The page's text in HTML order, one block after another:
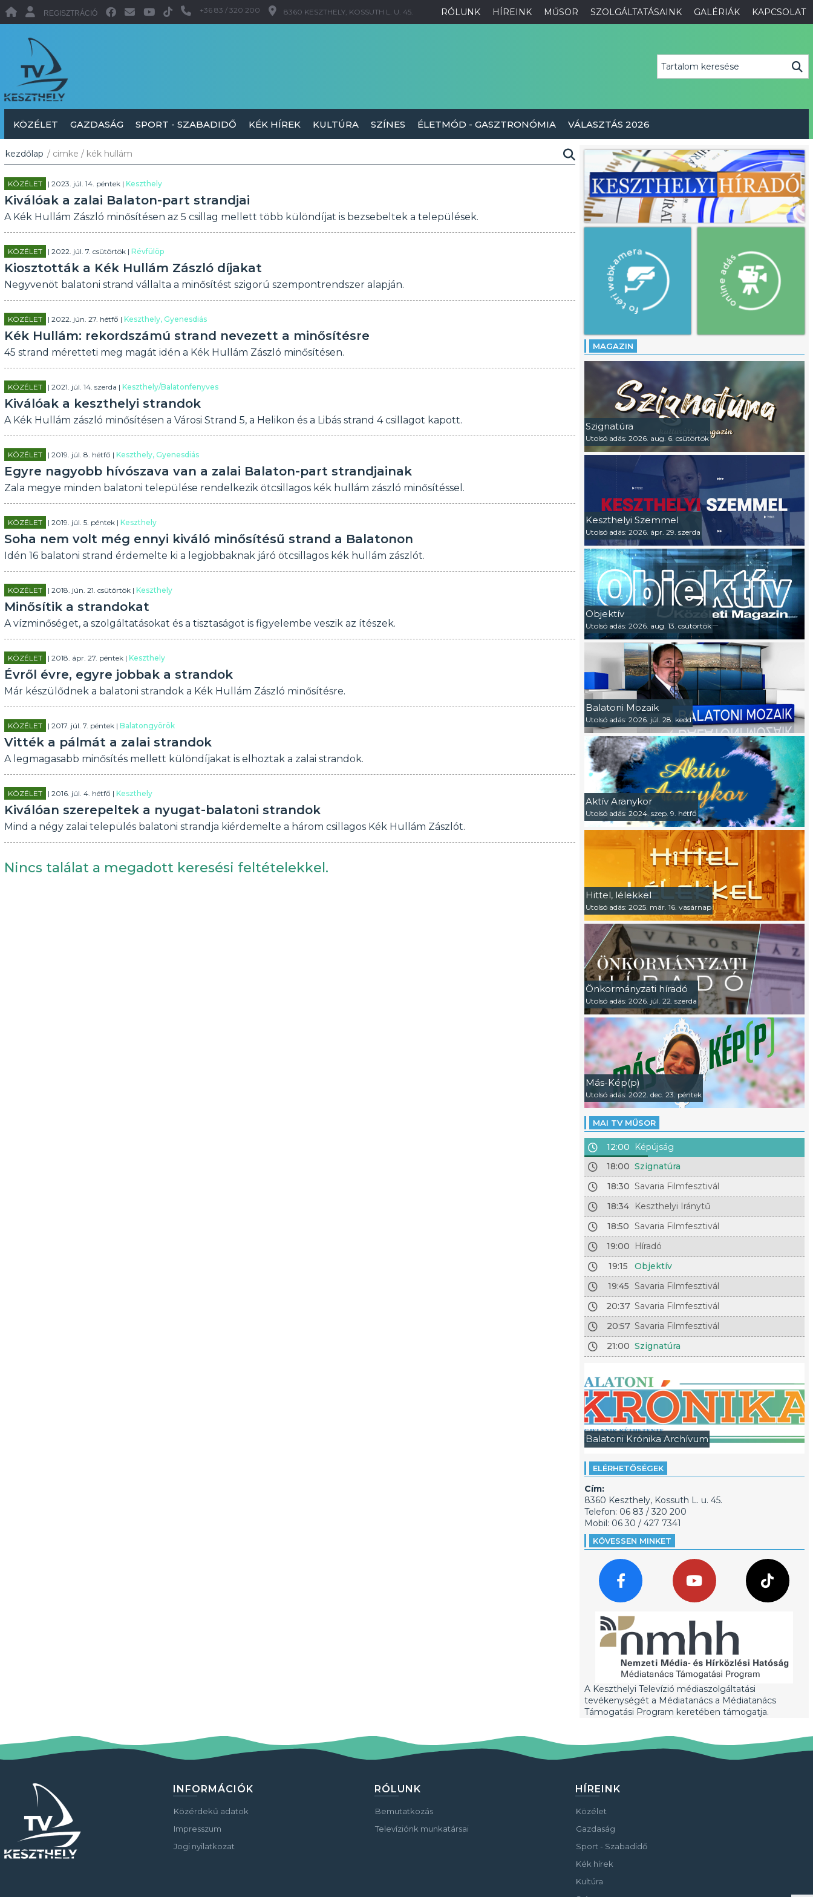
RÓLUNK HÍREINK MŰSOR SZOLGÁLTATÁSAINK GALÉRIÁK KAPCSOLAT
REGISZTRÁCIÓ +36 83 / 320 200 8360 KESZTHELY, KOSSUTH L. U. 45.
KÖZÉLET GAZDASÁG SPORT - SZABADIDŐ KÉK HÍREK KULTÚRA SZÍNES ÉLETMÓD - GASZTRONÓMIA VÁLASZTÁS 2026
kezdőlap / cimke / kék hullám
KÖZÉLET | 2023. júl. 14. péntek | Keszthely
Kiválóak a zalai Balaton-part strandjai
A Kék Hullám Zászló minősítésen az 5 csillag mellett több különdíjat is bezsebeltek a települések.
KÖZÉLET | 2022. júl. 7. csütörtök | Révfülöp
Kiosztották a Kék Hullám Zászló díjakat
Negyvenöt balatoni strand vállalta a minősítést szigorú szempontrendszer alapján.
KÖZÉLET | 2022. jún. 27. hétfő | Keszthely, Gyenesdiás
Kék Hullám: rekordszámú strand nevezett a minősítésre
45 strand méretteti meg magát idén a Kék Hullám Zászló minősítésen.
KÖZÉLET | 2021. júl. 14. szerda | Keszthely/Balatonfenyves
Kiválóak a keszthelyi strandok
A Kék Hullám zászló minősítésen a Városi Strand 5, a Helikon és a Libás strand 4 csillagot kapott.
KÖZÉLET | 2019. júl. 8. hétfő | Keszthely, Gyenesdiás
Egyre nagyobb hívószava van a zalai Balaton-part strandjainak
Zala megye minden balatoni települése rendelkezik ötcsillagos kék hullám zászló minősítéssel.
KÖZÉLET | 2019. júl. 5. péntek | Keszthely
Soha nem volt még ennyi kiváló minősítésű strand a Balatonon
Idén 16 balatoni strand érdemelte ki a legjobbaknak járó ötcsillagos kék hullám zászlót.
KÖZÉLET | 2018. jún. 21. csütörtök | Keszthely
Minősítik a strandokat
A vízminőséget, a szolgáltatásokat és a tisztaságot is figyelembe veszik az ítészek.
KÖZÉLET | 2018. ápr. 27. péntek | Keszthely
Évről évre, egyre jobbak a strandok
Már készülődnek a balatoni strandok a Kék Hullám Zászló minősítésre.
KÖZÉLET | 2017. júl. 7. péntek | Balatongyörök
Vitték a pálmát a zalai strandok
A legmagasabb minősítés mellett különdíjakat is elhoztak a zalai strandok.
KÖZÉLET | 2016. júl. 4. hétfő | Keszthely
Kiválóan szerepeltek a nyugat-balatoni strandok
Mind a négy zalai település balatoni strandja kiérdemelte a három csillagos Kék Hullám Zászlót.
Nincs találat a megadott keresési feltételekkel.
MAGAZIN
Szignatúra
Utolsó adás: 2026. aug. 6. csütörtök
Keszthelyi Szemmel
Utolsó adás: 2026. ápr. 29. szerda
Objektív
Utolsó adás: 2026. aug. 13. csütörtök
Balatoni Mozaik
Utolsó adás: 2026. júl. 28. kedd
Aktív Aranykor
Utolsó adás: 2024. szep. 9. hétfő
Hittel, lélekkel
Utolsó adás: 2025. már. 16. vasárnap
Önkormányzati híradó
Utolsó adás: 2026. júl. 22. szerda
Más-Kép(p)
Utolsó adás: 2022. dec. 23. péntek
MAI TV MŰSOR
12:00
Képújság
18:00 Szignatúra
18:30 Savaria Filmfesztivál
18:34
Keszthelyi Iránytű
18:50 Savaria Filmfesztivál
19:00
Híradó
19:15
Objektív
19:45
Savaria Filmfesztivál
20:37 Savaria Filmfesztivál
20:57 Savaria Filmfesztivál
21:00 Szignatúra
Balatoni Krónika Archívum
ELÉRHETŐSÉGEK
Cím:
8360 Keszthely, Kossuth L. u. 45.
Telefon: 06 83 / 320 200
Mobil: 06 30 / 427 7341
KÖVESSEN MINKET
A Keszthelyi Televízió médiaszolgáltatási
tevékenységét a Médiatanács a Médiatanács
Támogatási Program keretében támogatja.
INFORMÁCIÓK
Közérdekű adatok
Impresszum
Jogi nyilatkozat
RÓLUNK
Bemutatkozás
Televíziónk munkatársai
HÍREINK
Közélet
Gazdaság
Sport - Szabadidő
Kék hírek
Kultúra